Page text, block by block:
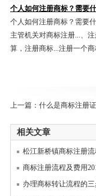
个人如何注册商标？需要
个人如何注册商标？需要
主管机关对商标注册...、
算，注册商标...注册一个
上一篇： 什么是商标注册
相关文章
松江新桥镇商标注册流
商标注册流程及费用
办理商标转让流程的